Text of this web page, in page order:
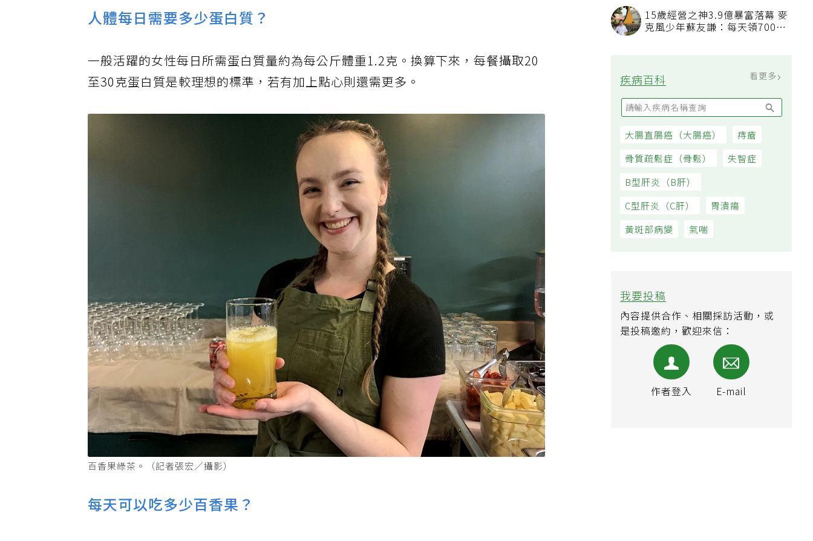
15歲經營之神3.9億暴富落幕 麥
克風少年蘇友謙：每天領700元
疾病百科 看更多
大腸直腸癌（大腸癌） 痔瘡
骨質疏鬆症（骨鬆） 失智症
B型肝炎（B肝）
C型肝炎（C肝）
胃潰瘍
黃斑部病變
氣喘
我要投稿
內容提供合作、相關採訪活動，或
人體每日需要多少蛋白質？
一般活躍的女性每日所需蛋白質量約為每公斤體重1.2克。換算下來，每餐攝取20
至30克蛋白質是較理想的標準，若有加上點心則還需更多。
每天可以吃多少百香果？